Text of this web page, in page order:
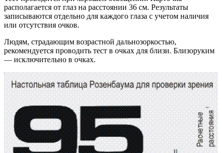
располагается от глаз на расстоянии 36 см. Результаты
записываются отдельно для каждого глаза с учетом наличия
или отсутствия очков.
Людям, страдающим возрастной дальнозоркостью,
рекомендуется проводить тест в очках для близи. Близоруким
— исключительно в очках.